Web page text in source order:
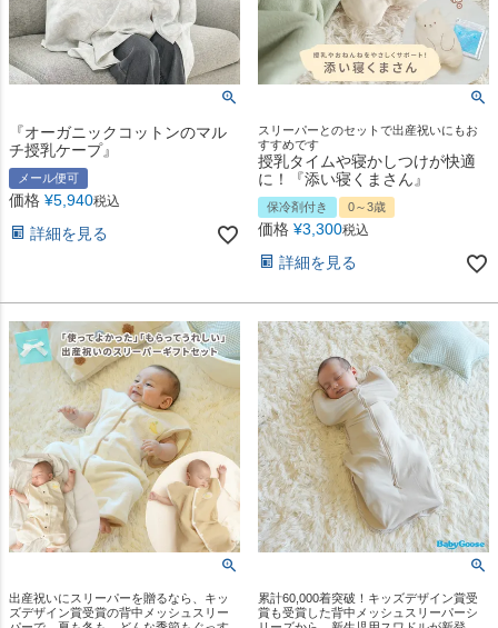
『オーガニックコットンのマル
チ授乳ケープ』
メール便可
価格 ¥5,940税込
詳細を見る
スリーパーとのセットで出産祝いにもお
すすめです
授乳タイムや寝かしつけが快適
に！『添い寝くまさん』
保冷剤付き 0～3歳
価格 ¥3,300税込
詳細を見る
出産祝いにスリーパーを贈るなら、キッ
ズデザイン賞受賞の背中メッシュスリー
累計60,000着突破！キッズデザイン賞受
賞も受賞した背中メッシュスリーパーシ